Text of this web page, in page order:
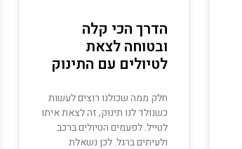
הדרך הכי קלה
ובטוחה לצאת
לטיולים עם התינוק
חלק ממה שכולנו רוצים לעשות
כשנולד לנו תינוק, זה לצאת איתו
לטייל. לפעמים הטיולים ברכב
ולעיתים ברגל. לכן נשאלת